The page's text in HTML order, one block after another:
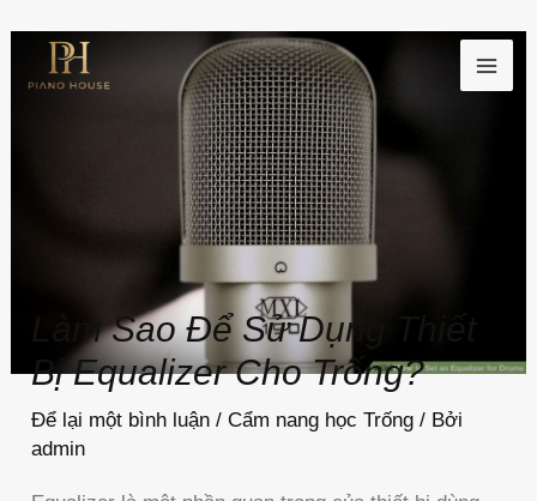
Làm Sao Để Sử Dụng Thiết
Bị Equalizer Cho Trống?
Để lại một bình luận /Cẩm nang học Trống / Bởi
admin